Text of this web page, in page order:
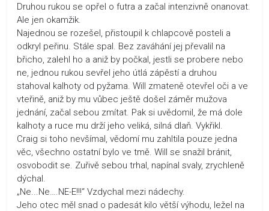
Druhou rukou se opřel o futra a začal intenzivně onanovat.
Ale jen okamžik.
Najednou se rozešel, přistoupil k chlapcově posteli a
odkryl peřinu. Stále spal. Bez zaváhání jej převalil na
břicho, zalehl ho a aniž by počkal, jestli se probere nebo
ne, jednou rukou sevřel jeho útlá zápěstí a druhou
stahoval kalhoty od pyžama. Will zmateně otevřel oči a ve
vteřině, aniž by mu vůbec ještě došel záměr mužova
jednání, začal sebou zmítat. Pak si uvědomil, že má dole
kalhoty a ruce mu drží jeho veliká, silná dlaň. Vykřikl.
Craig si toho nevšímal, vědomí mu zahltila pouze jedna
věc, všechno ostatní bylo ve tmě. Will se snažil bránit,
osvobodit se. Zuřivě sebou trhal, napínal svaly, zrychleně
dýchal.
„Ne...Ne….NE-E!!!“ Vzdychal mezi nádechy.
Jeho otec měl snad o padesát kilo větší výhodu, ležel na